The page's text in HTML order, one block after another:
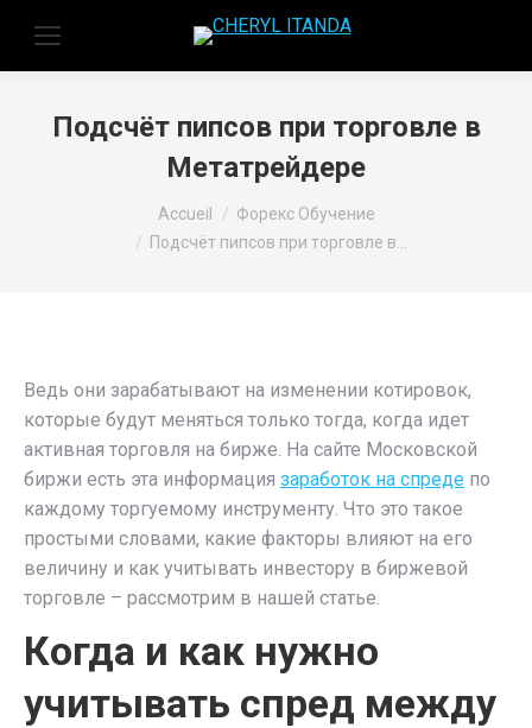
Подсчёт пипсов при торговле в
Метатрейдере
Accueil
Форекс Обучение
Подсчёт пипсов при торговле в…
Ведь они зарабатывают на изменении котировок,
которые будут меняться только тогда, когда идет
активная торговля на бирже. На сайте Московской
биржи есть эта информация заработок на спреде по
каждому торгуемому инструменту. Что это такое
простыми словами, какие факторы влияют на его
величину и как учитывать инвестору в биржевой
торговле – рассмотрим в нашей статье.
Когда и как нужно
учитывать спред между